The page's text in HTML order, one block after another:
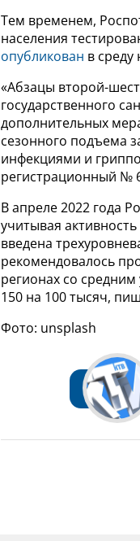
Тем временем,
населения
опубликован в
«Абзацы второй-
государственного
дополнительных
сезонного подъема
инфекциями и
регистрационный №
В апреле 2022 года
учитывая
введена
рекомендовалось
регионах со
150 на 100 тысяч,
Фото: unsplash